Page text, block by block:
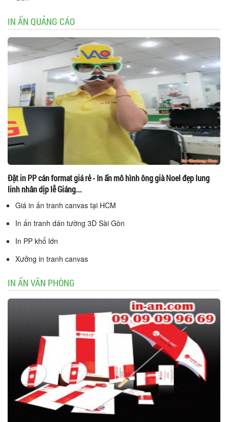
IN ẤN QUẢNG CÁO
Đặt in PP cán format giá rẻ - In ấn mô hình ông già Noel đẹp lung
linh nhân dịp lễ Giáng...
Giá in ấn tranh canvas tại HCM
In ấn tranh dán tường 3D Sài Gòn
In PP khổ lớn
Xưởng in tranh canvas
IN ẤN VĂN PHÒNG